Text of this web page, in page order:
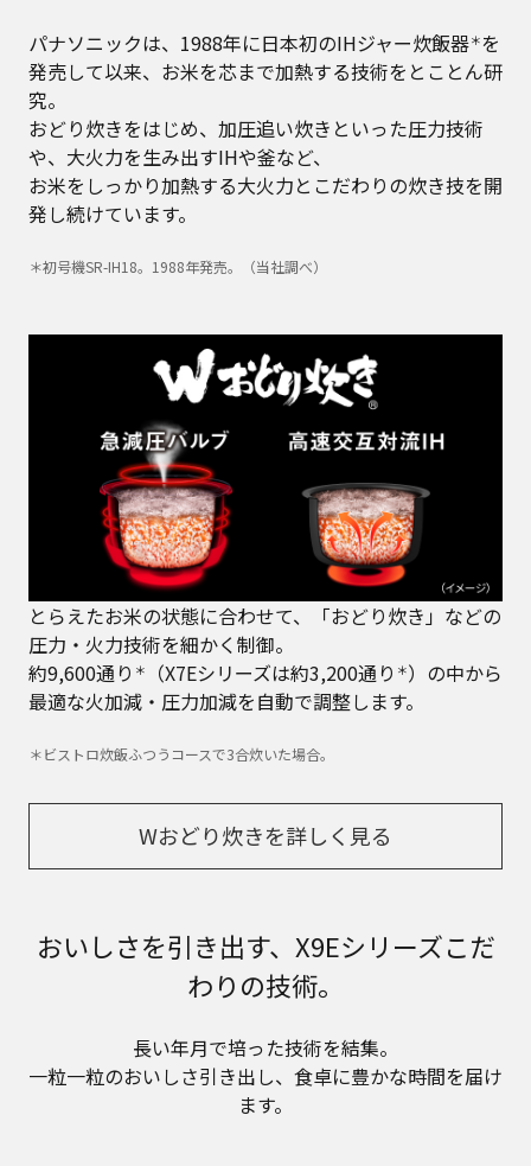
パナソニックは、1988年に日本初のIHジャー炊飯器＊を
発売して以来、お米を芯まで加熱する技術をとことん研
究。
おどり炊きをはじめ、加圧追い炊きといった圧力技術
や、大火力を生み出すIHや釜など、
お米をしっかり加熱する大火力とこだわりの炊き技を開
発し続けています。
＊初号機SR-IH18。1988年発売。（当社調べ）
とらえたお米の状態に合わせて、「おどり炊き」などの
圧力・火力技術を細かく制御。
約9,600通り ＊ （X7Eシリーズは約3,200通り ＊）の中から
最適な火加減・圧力加減を自動で調整します。
＊ビストロ炊飯ふつうコースで3合炊いた場合。
Wおどり炊きを詳しく見る
おいしさを引き出す、X9Eシリーズこだ
わりの技術。
長い年月で培った技術を結集。
一粒一粒のおいしさ引き出し、食卓に豊かな時間を届け
ます。